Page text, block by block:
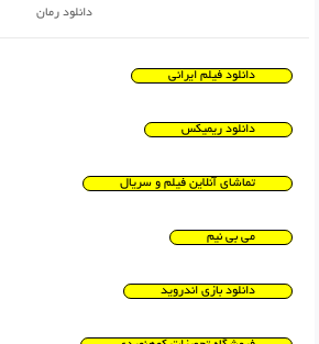
دانلود رمان
دانلود فیلم ایرانی
دانلود ریمیکس
تماشای آنلاین فیلم و سریال
می بی نیم
دانلود بازی اندروید